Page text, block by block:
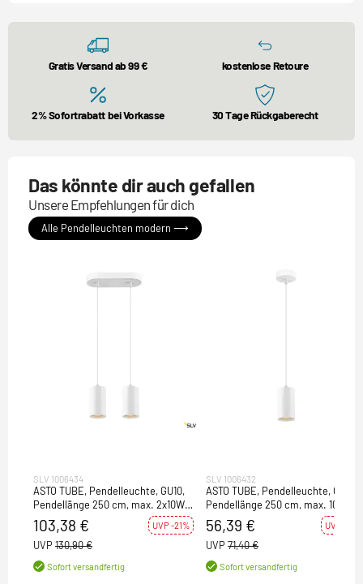
Gratis Versand ab 99 € kostenlose Retoure
2% Sofortrabatt bei Vorkasse 30 Tage Rückgaberecht
Das könnte dir auch gefallen
Unsere Empfehlungen für dich
Alle Pendelleuchten modern ⟶
SLV 1006434
ASTO TUBE, Pendelleuchte, GU10,
Pendellänge 250 cm, max. 2x10W,
weiß
103,38 € UVP -21%
UVP 130,90 €
Sofort versandfertig
SLV 1006432
ASTO TUBE, Pendelleuchte, GU10,
Pendellänge 250 cm, max. 10W,
weiß
56,39 € UVP -21%
UVP 71,40 €
Sofort versandfertig